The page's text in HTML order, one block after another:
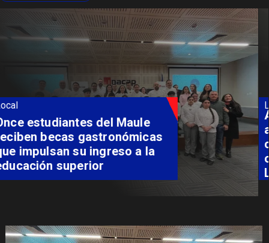
Local
Álvarez-Salamanca lidera la
apuesta regional para
consolidar el Paso Pehuenche
como alternativa a Los
Libertadores